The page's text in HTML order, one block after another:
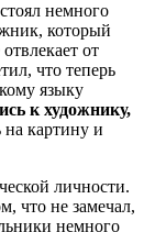
немного
который
от
что теперь
языку
к художнику,
на картину и
личности.
что не замечал,
немного